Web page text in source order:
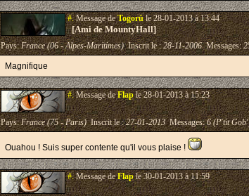
#.Message deTogorüle 28-01-2013 à 13:44
[Ami de MountyHall]
Pays:France (06 - Alpes-Maritimes)Inscrit le :28-11-2006Messages:
Magnifique
#.Message deFlaple 28-01-2013 à 15:23
Pays:France (75 - Paris)Inscrit le :27-01-2013Messages:6 (P'tit
Ouahou ! Suis super contente qu'il vous plaise !
#.Message deFlaple 30-01-2013 à 11:59